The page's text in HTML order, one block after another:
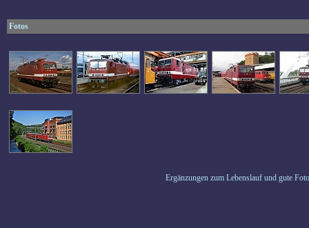
Fotos
Ergänzungen zum Lebenslauf und gute